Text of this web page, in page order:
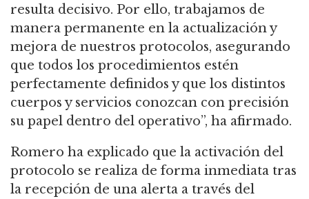
resulta decisivo. Por ello, trabajamos de
manera permanente en la actualización y
mejora de nuestros protocolos, asegurando
que todos los procedimientos estén
perfectamente definidos y que los distintos
cuerpos y servicios conozcan con precisión
su papel dentro del operativo”, ha afirmado.
Romero ha explicado que la activación del
protocolo se realiza de forma inmediata tras
la recepción de una alerta a través del